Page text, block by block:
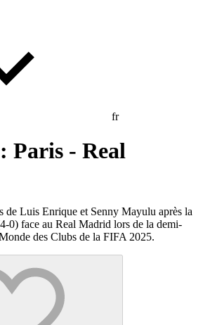
fr
Paris - Real
de Luis Enrique et Senny Mayulu après la
0) face au Real Madrid lors de la demi-
des Clubs de la FIFA 2025.